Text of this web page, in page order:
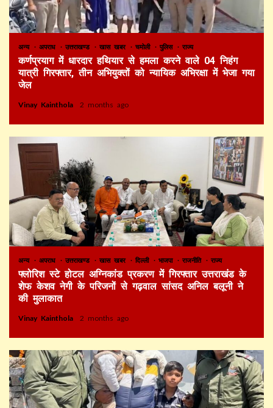
अन्य अपराध उत्तराखण्ड खास खबर चमोली पुलिस राज्य
कर्णप्रयाग में धारदार हथियार से हमला करने वाले 04 निहंग
यात्री गिरफ्तार, तीन अभियुक्तों को न्यायिक अभिरक्षा में भेजा गया
जेल
Vinay Kainthola 2 months ago
अन्य अपराध उत्तराखण्ड खास खबर दिल्ली भाजपा राजनीति राज्य
फ्लोरिश स्टे होटल अग्निकांड प्रकरण में गिरफ्तार उत्तराखंड के
शेफ केशव नेगी के परिजनों से गढ़वाल सांसद अनिल बलूनी ने
की मुलाकात
Vinay Kainthola 2 months ago